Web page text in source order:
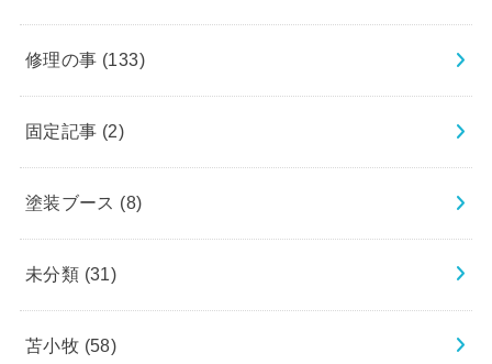
修理の事 (133)
固定記事 (2)
塗装ブース (8)
未分類 (31)
苫小牧 (58)